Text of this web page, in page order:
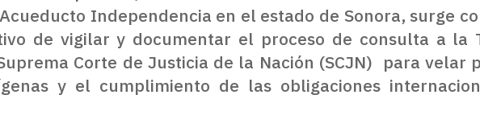
Independencia en el estado de Sonora, surge
de vigilar y documentar el proceso de consulta a la
Corte de Justicia de la Nación (SCJN) para velar
y el cumplimiento de las obligaciones